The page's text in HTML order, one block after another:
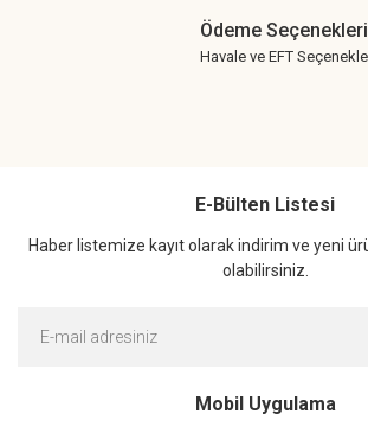
Ödeme Seçenekleri
Havale ve EFT
E-Bülten Listesi
Haber listemize kayıt olarak indirim ve yeni
olabilirsiniz.
Mobil Uygulama